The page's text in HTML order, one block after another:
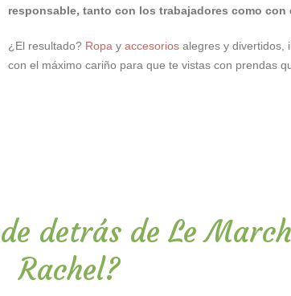
responsable, tanto con los trabajadores como con
¿El resultado? Ropa yaccesoriosalegres y divertidos,
con el máximo cariño para que te vistas con prendas
detrás de Le
Rachel?